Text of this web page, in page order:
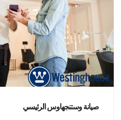
صيانة وستنجهاوس الرئيسي